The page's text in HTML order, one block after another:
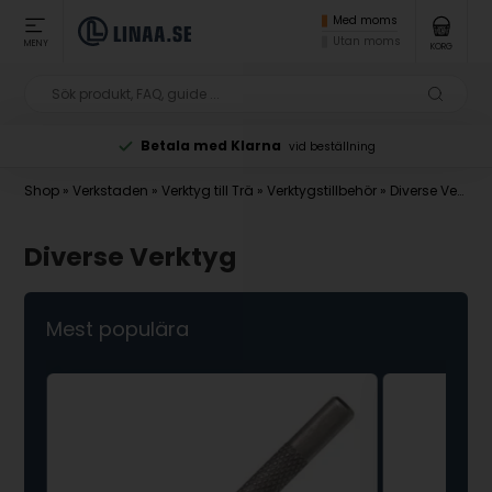
MENY
Med moms
Utan moms
KORG
Betala med Klarna vid beställning
Shop »Verkstaden »Verktyg till Trä »Verktygstillbehör » Diverse Verktyg
Diverse Verktyg
Mest populära